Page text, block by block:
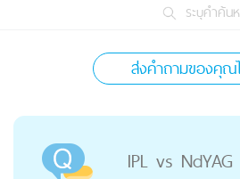
ระบุคำค้น
ส่งคำถามของคุณ
IPL vs NdYAG